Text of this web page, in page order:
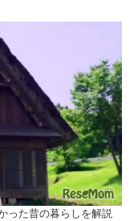
った昔の暮らしを解説